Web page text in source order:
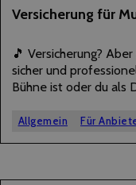
03
Versicherung für
🎵 Versicherung?
sicher und
Bühne ist oder du als
Equipment oder…
Allgemein Für